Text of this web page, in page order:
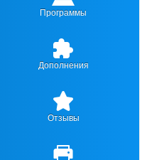
Программы
Дополнения
Отзывы